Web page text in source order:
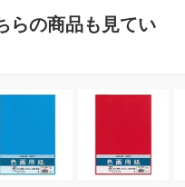
らの商品も見てい